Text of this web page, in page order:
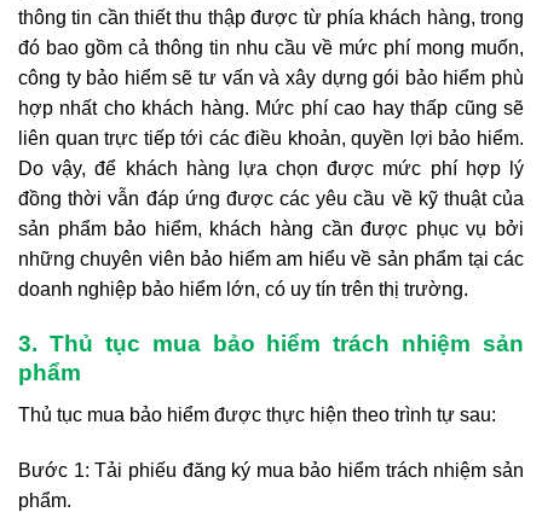
thông tin cần thiết thu thập được từ phía khách hàng, trong
đó bao gồm cả thông tin nhu cầu về mức phí mong muốn,
công ty bảo hiểm sẽ tư vấn và xây dựng gói bảo hiểm phù
hợp nhất cho khách hàng. Mức phí cao hay thấp cũng sẽ
liên quan trực tiếp tới các điều khoản, quyền lợi bảo hiểm.
Do vậy, để khách hàng lựa chọn được mức phí hợp lý
đồng thời vẫn đáp ứng được các yêu cầu về kỹ thuật của
sản phẩm bảo hiểm, khách hàng cần được phục vụ bởi
những chuyên viên bảo hiểm am hiểu về sản phẩm tại các
doanh nghiệp bảo hiểm lớn, có uy tín trên thị trường.
3. Thủ tục mua bảo hiểm trách nhiệm sản
phẩm
Thủ tục mua bảo hiểm được thực hiện theo trình tự sau:
Bước 1: Tải phiếu đăng ký mua bảo hiểm trách nhiệm sản
phẩm.